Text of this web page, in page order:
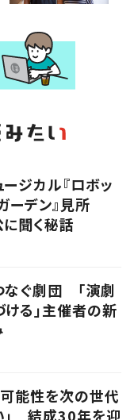
ジカル『ロボッ
ーデン』見所
聞く秘話
なぐ劇団 「演劇
る」主催者の新
能性を次の世代
」 結成30年を迎